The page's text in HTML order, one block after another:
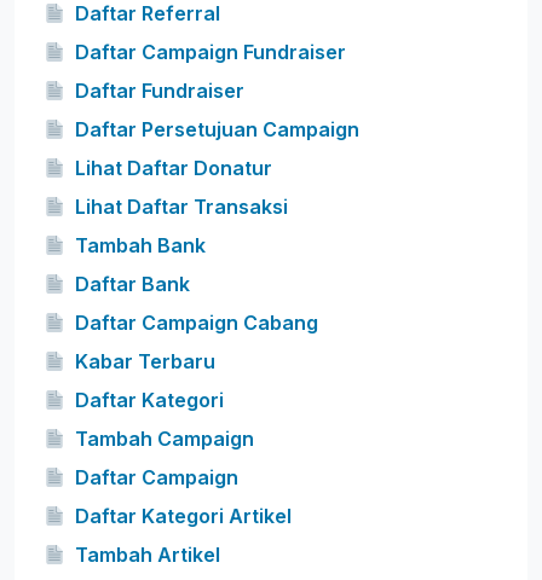
Daftar Referral
Daftar Campaign Fundraiser
Daftar Fundraiser
Daftar Persetujuan Campaign
Lihat Daftar Donatur
Lihat Daftar Transaksi
Tambah Bank
Daftar Bank
Daftar Campaign Cabang
Kabar Terbaru
Daftar Kategori
Tambah Campaign
Daftar Campaign
Daftar Kategori Artikel
Tambah Artikel